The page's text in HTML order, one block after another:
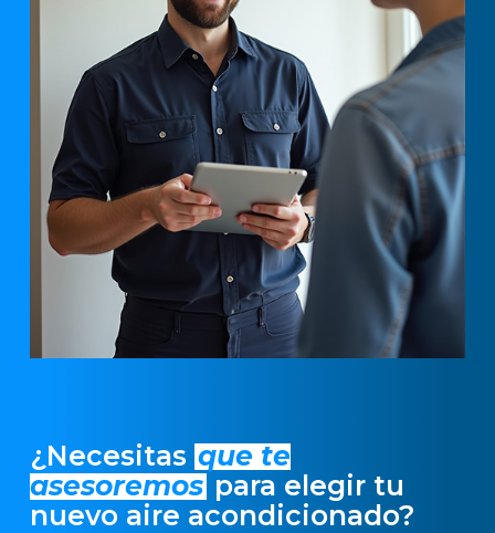
¿Necesitas que te
asesoremos para elegir tu
nuevo aire acondicionado?